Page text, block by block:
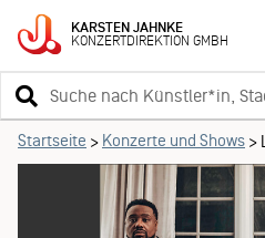
KARSTENJAHNKE
KONZERTDIREKTIONGMBH
Suchbegriff
eingeben
Startseite > Konzerte und Shows >